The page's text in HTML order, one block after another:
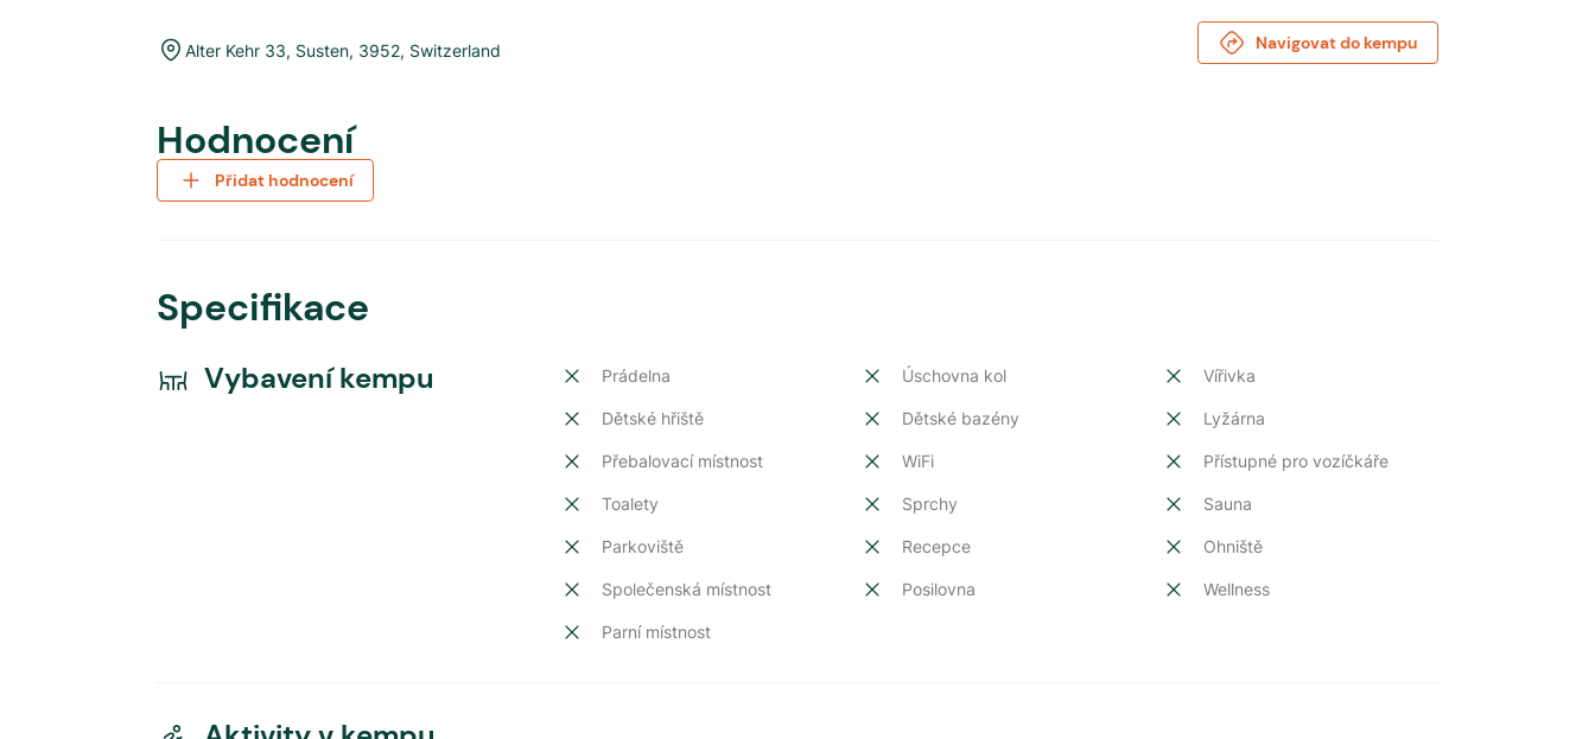
Alter Kehr 33, Susten, 3952, Switzerland Navigovat do kempu
Hodnocení
Přidat hodnocení
Specifikace
Vybavení kempu Prádelna Úschovna kol Vířivka
Dětské hřiště Dětské bazény Lyžárna
Přebalovací místnost WiFi Přístupné pro vozíčkáře
Toalety Sprchy Sauna
Parkoviště Recepce Ohniště
Společenská místnost Posilovna Wellness
Parní místnost